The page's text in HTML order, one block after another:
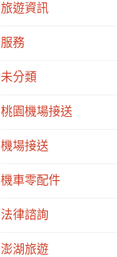
旅遊資訊
服務
未分類
桃園機場接送
機場接送
機車零配件
法律諮詢
澎湖旅遊